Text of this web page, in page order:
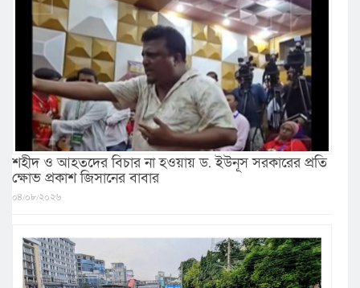
শহীদ ও আহতদের বিচার না হওয়ায় ড. ইউনূস সরকারের প্রতি
ক্ষোভ প্রকাশ জিসানের বাবার
০৪/০৮/২০২৬